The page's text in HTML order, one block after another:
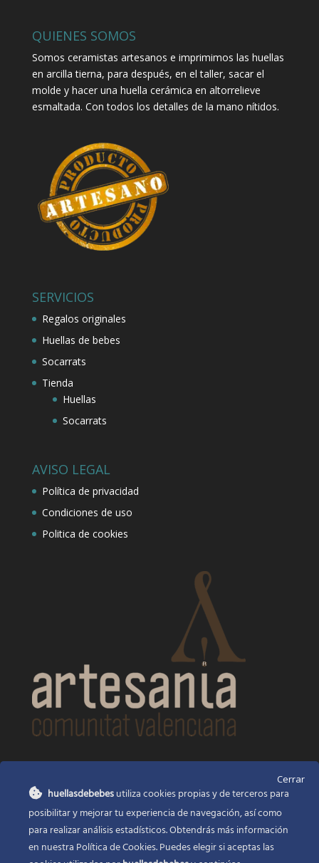
QUIENES SOMOS
Somos ceramistas artesanos e imprimimos las huellas
en arcilla tierna, para después, en el taller, sacar el
molde y hacer una huella cerámica en altorrelieve
esmaltada. Con todos los detalles de la mano nítidos.
SERVICIOS
Regalos originales
Huellas de bebes
Socarrats
Tienda
Huellas
Socarrats
AVISO LEGAL
Política de privacidad
Condiciones de uso
Politica de cookies
Huellas de bebés
Santa Ana, 22Alcasser Valencia 46290
625 120 591
Cerrar
huellasdebebesutiliza cookies propias y de terceros para
posibilitar y mejorar tu experiencia de navegación, así como
para realizar análisis estadísticos. Obtendrás más información
en nuestra Política de Cookies. Puedes elegir si aceptas las